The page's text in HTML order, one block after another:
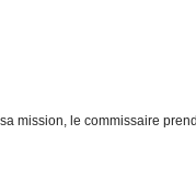
mission, le commissaire